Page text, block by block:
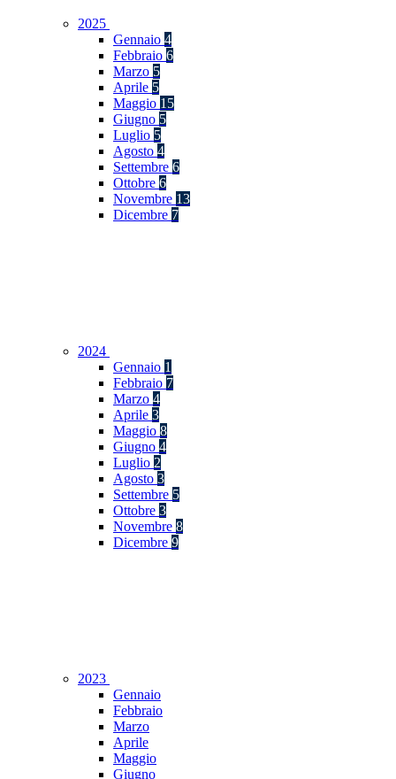
2025
Gennaio 4
Febbraio 6
Marzo 5
Aprile 5
Maggio 15
Giugno 5
Luglio 5
Agosto 4
Settembre 6
Ottobre 6
Novembre 13
Dicembre 7
2024
Gennaio 1
Febbraio 7
Marzo 4
Aprile 3
Maggio 8
Giugno 4
Luglio 2
Agosto 3
Settembre 5
Ottobre 3
Novembre 8
Dicembre 9
2023
Gennaio
Febbraio
Marzo
Aprile
Maggio
Giugno